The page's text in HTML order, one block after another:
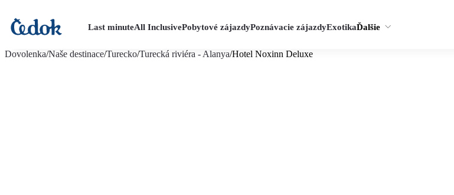
Last minuteAll InclusivePobytové zájazdyPoznávacie zájazdyExotikaĎalšie
Dovolenka/Naše destinace/Turecko/Turecká riviéra - Alanya/Hotel Noxinn Deluxe